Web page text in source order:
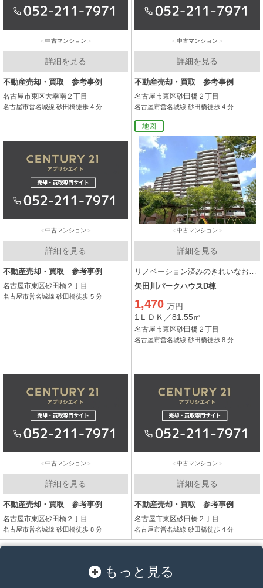
中古マンション
詳細を見る
不動産売却・買取 参考事例
名古屋市東区大幸南２丁目
名古屋市営名城線 砂田橋徒歩 4 分
中古マンション
詳細を見る
不動産売却・買取 参考事例
名古屋市東区砂田橋２丁目
名古屋市営名城線 砂田橋徒歩 4 分
中古マンション
詳細を見る
不動産売却・買取 参考事例
名古屋市東区砂田橋２丁目
名古屋市営名城線 砂田橋徒歩 5 分
地図
中古マンション
詳細を見る
リノベーション済みのきれいなお部屋！！81平米1LDKの広々リビング！！
矢田川パークハウスD棟
1,470 万円
1ＬＤＫ／81.55㎡
名古屋市東区砂田橋２丁目
名古屋市営名城線 砂田橋徒歩 8 分
中古マンション
詳細を見る
不動産売却・買取 参考事例
名古屋市東区砂田橋２丁目
名古屋市営名城線 砂田橋徒歩 8 分
中古マンション
詳細を見る
不動産売却・買取 参考事例
名古屋市東区砂田橋２丁目
名古屋市営名城線 砂田橋徒歩 4 分
もっと見る